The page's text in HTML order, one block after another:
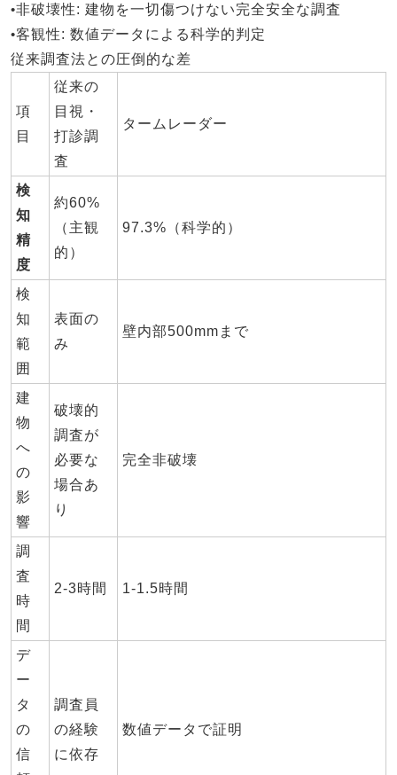
•非破壊性: 建物を一切傷つけない完全安全な調査
•客観性: 数値データによる科学的判定
従来調査法との圧倒的な差
項
目
従来の
目視・
打診調
査
タームレーダー
検
知
精
度
約60%
（主観
的）
97.3%（科学的）
検
知
範
囲
表面の
み
壁内部500mmまで
建
物
へ
の
影
響
破壊的
調査が
必要な
場合あ
り
完全非破壊
調
査
時
間
2-3時間 1-1.5時間
デ
ー
タ
の
信
調査員
の経験
に依存
数値データで証明